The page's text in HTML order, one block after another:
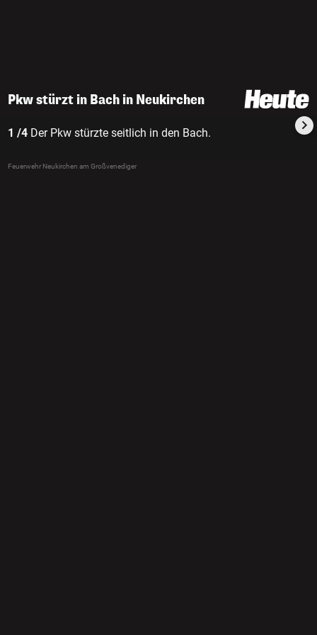
Pkw stürzt in Bach in Neukirchen
1 /4 Der Pkw stürzte seitlich in den Bach.
Feuerwehr Neukirchen am Großvenediger